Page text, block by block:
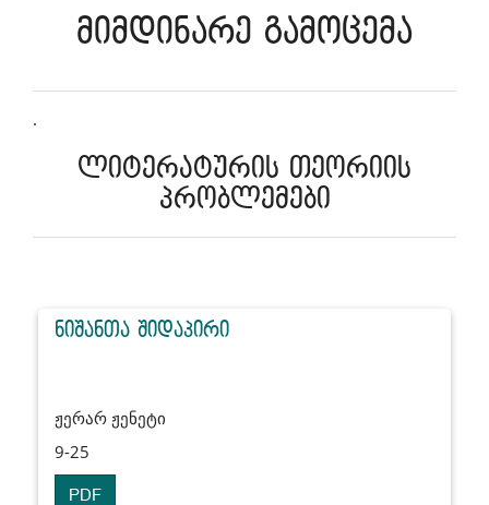
მიმდინარე გამოცემა
.
ლიტერატურის თეორიის
პრობლემები
ნიშანთა შიდაპირი
ჟერარ ჟენეტი
9-25
PDF